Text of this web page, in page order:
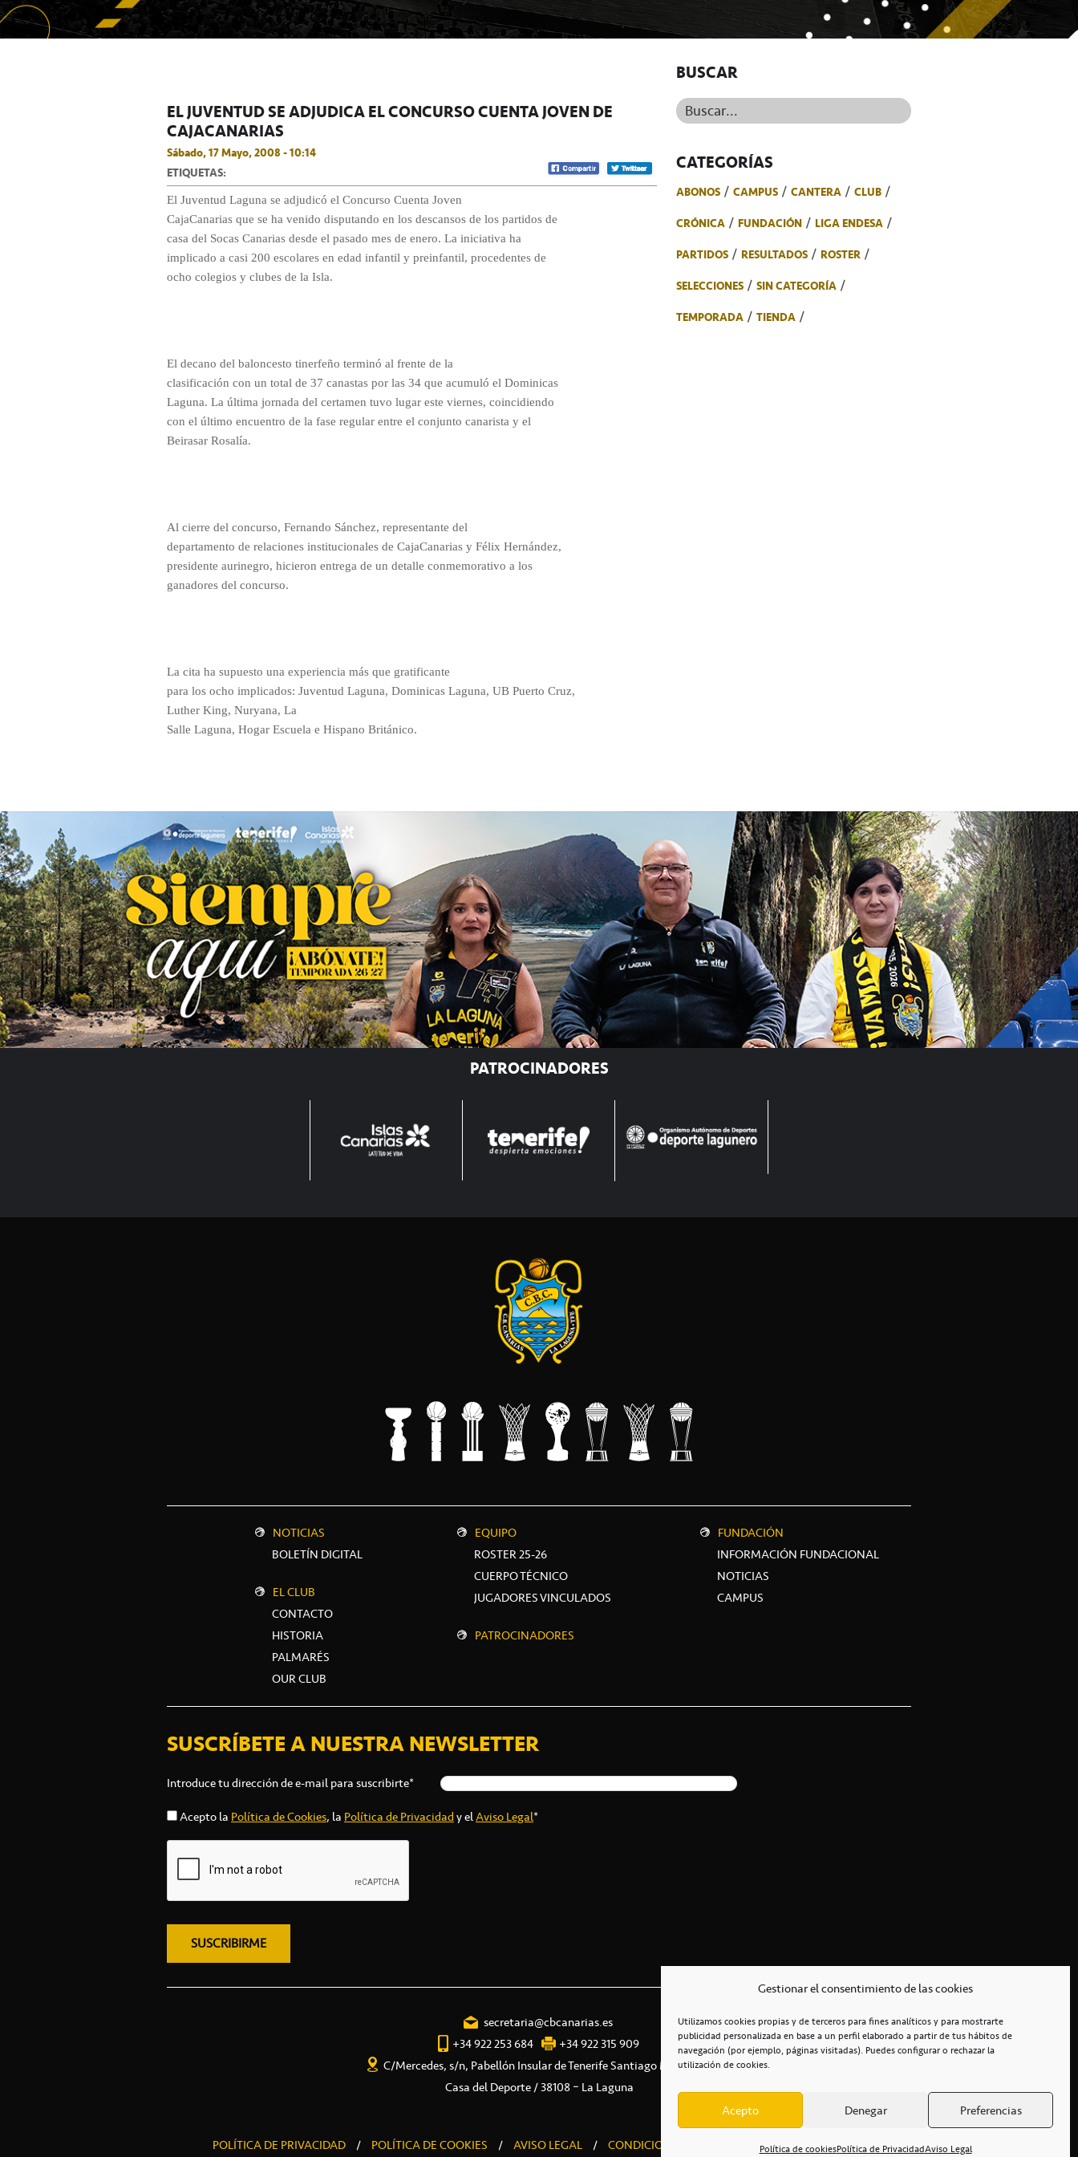
Gestionar el consentimiento de las cookies
Utilizamos cookies propias y de terceros para fines analíticos y para mostrarte
publicidad personalizada en base a un perfil elaborado a partir de tus hábitos de
navegación (por ejemplo, páginas visitadas). Puedes configurar o rechazar la
utilización de cookies.
Acepto Denegar Preferencias
Política de cookiesPolítica de PrivacidadAviso Legal
EL JUVENTUD SE ADJUDICA EL CONCURSO CUENTA JOVEN DE
CAJACANARIAS
Sábado, 17 Mayo, 2008 - 10:14
ETIQUETAS:
El Juventud Laguna se adjudicó el Concurso Cuenta Joven
CajaCanarias que se ha venido disputando en los descansos de los partidos de
casa del Socas Canarias desde el pasado mes de enero. La iniciativa ha
implicado a casi 200 escolares en edad infantil y preinfantil, procedentes de
ocho colegios y clubes de la Isla.
El decano del baloncesto tinerfeño terminó al frente de la
clasificación con un total de 37 canastas por las 34 que acumuló el Dominicas
Laguna. La última jornada del certamen tuvo lugar este viernes, coincidiendo
con el último encuentro de la fase regular entre el conjunto canarista y el
Beirasar Rosalía.
Al cierre del concurso, Fernando Sánchez, representante del
departamento de relaciones institucionales de CajaCanarias y Félix Hernández,
presidente aurinegro, hicieron entrega de un detalle conmemorativo a los
ganadores del concurso.
La cita ha supuesto una experiencia más que gratificante
para los ocho implicados: Juventud Laguna, Dominicas Laguna, UB Puerto Cruz,
Luther King, Nuryana, La
Salle Laguna, Hogar Escuela e Hispano Británico.
BUSCAR
Buscar...
CATEGORÍAS
ABONOS CAMPUS CANTERA
CLUB
CRÓNICA
FUNDACIÓN
LIGA ENDESA
PARTIDOS
RESULTADOS
ROSTER
SELECCIONES
SIN CATEGORÍA
TEMPORADA
TIENDA
PATROCINADORES
NOTICIAS
BOLETÍN DIGITAL
EL CLUB
CONTACTO
HISTORIA
PALMARÉS
OUR CLUB
EQUIPO
ROSTER 25-26
CUERPO TÉCNICO
JUGADORES VINCULADOS
PATROCINADORES
FUNDACIÓN
INFORMACIÓN FUNDACIONAL
NOTICIAS
CAMPUS
SUSCRÍBETE A NUESTRA NEWSLETTER
Introduce tu dirección de e-mail para suscribirte*
Acepto la Política de Cookies, la Política de Privacidady elAviso Legal*
secretaria@cbcanarias.es
+34 922 253 684
+34 922 315 909
C/Mercedes, s/n, Pabellón Insular de Tenerife Santiago Martín
Casa del Deporte / 38108 – La Laguna
POLÍTICA DE PRIVACIDAD / POLÍTICA DE COOKIES / AVISO LEGAL / CONDICIONES COMERCIALES / ACCESIBILIDAD